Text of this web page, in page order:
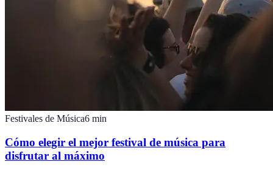
Festivales de Música6 min
Cómo elegir el mejor festival de música para
disfrutar al máximo